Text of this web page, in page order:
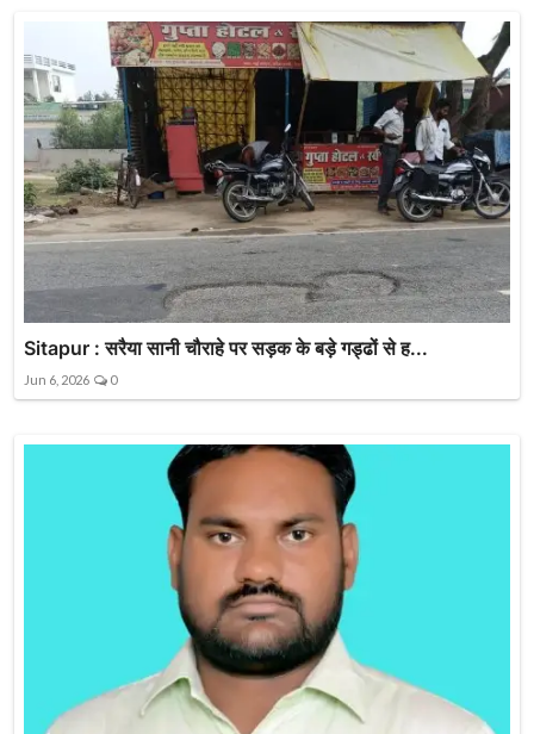
Sitapur : सरैया सानी चौराहे पर सड़क के बड़े गड्ढों से ह...
Jun 6, 2026 0